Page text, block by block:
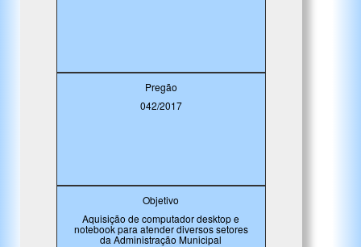
Pregão
042/2017
Objetivo
Aquisição de computador desktop e
notebook para atender diversos setores
da Administração Municipal